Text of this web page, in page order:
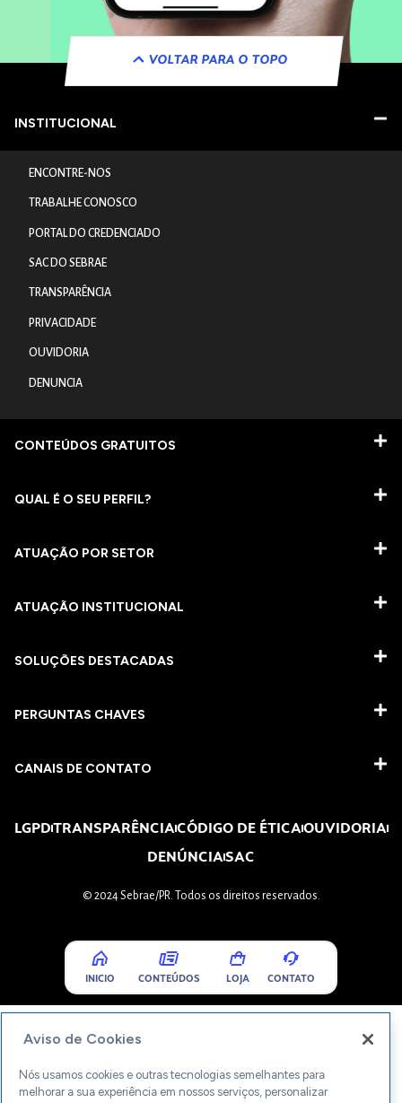
VOLTAR PARA O TOPO
INSTITUCIONAL
ENCONTRE-NOS
TRABALHE CONOSCO
PORTAL DO CREDENCIADO
SAC DO SEBRAE
TRANSPARÊNCIA
PRIVACIDADE
OUVIDORIA
DENUNCIA
CONTEÚDOS GRATUITOS
QUAL É O SEU PERFIL?
ATUAÇÃO POR SETOR
ATUAÇÃO INSTITUCIONAL
SOLUÇÕES DESTACADAS
PERGUNTAS CHAVES​
CANAIS DE CONTATO
LGPDTRANSPARÊNCIACÓDIGO DE ÉTICAOUVIDORIA
DENÚNCIASAC
© 2024 Sebrae/PR. Todos os direitos reservados.
INICIO CONTEÚDOS LOJA CONTATO
Aviso de Cookies
Nós usamos cookies e outras tecnologias semelhantes para
melhorar a sua experiência em nossos serviços, personalizar